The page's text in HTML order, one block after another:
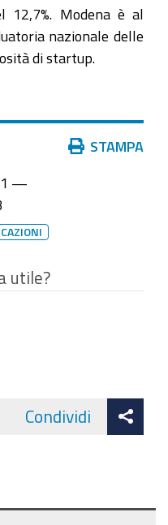
12,7%. Modena è al
nazionale delle
di startup.
STAMPA
—
utile?
Condividi